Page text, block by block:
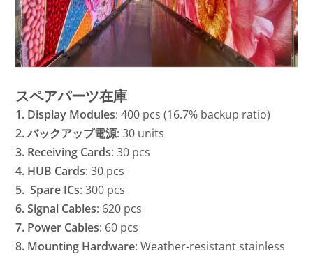
スペアパーツ在庫
1. Display Modules: 400 pcs (16.7% backup ratio)
2. バックアップ電源: 30 units
3. Receiving Cards: 30 pcs
4. HUB Cards: 30 pcs
5. Spare ICs: 300 pcs
6. Signal Cables: 620 pcs
7. Power Cables: 60 pcs
8. Mounting Hardware: Weather-resistant stainless